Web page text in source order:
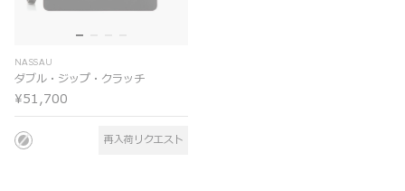
NASSAU
ダブル・ジップ・クラッチ
¥51,700
再入荷リクエスト